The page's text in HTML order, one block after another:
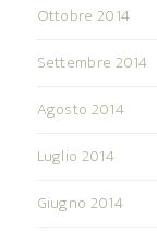
Ottobre 2014
Settembre 2014
Agosto 2014
Luglio 2014
Giugno 2014